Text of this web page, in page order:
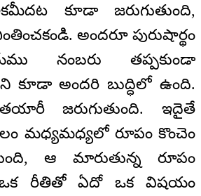
కూడా జరుగుతుంది,
అందరూ పురుషార్థం
నంబరు తప్పకుండా
కూడా అందరి బుద్ధిలో ఉంది.
జరుగుతుంది. ఇదైతే
మధ్యమధ్యలో రూపం కొంచెం
ఆ మారుతున్న రూపం
రీతితో ఏదో ఒక విషయం